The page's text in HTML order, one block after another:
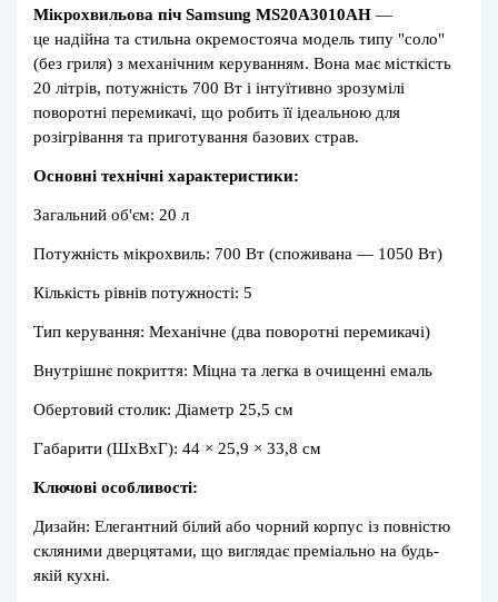
Мікрохвильова піч Samsung MS20A3010AH —
це надійна та стильна окремостояча модель типу "соло"
(без гриля) з механічним керуванням. Вона має місткість
20 літрів, потужність 700 Вт і інтуїтивно зрозумілі
поворотні перемикачі, що робить її ідеальною для
розігрівання та приготування базових страв.
Основні технічні характеристики:
Загальний об'єм: 20 л
Потужність мікрохвиль: 700 Вт (споживана — 1050 Вт)
Кількість рівнів потужності: 5
Тип керування: Механічне (два поворотні перемикачі)
Внутрішнє покриття: Міцна та легка в очищенні емаль
Обертовий столик: Діаметр 25,5 см
Габарити (ШхВхГ): 44 × 25,9 × 33,8 см
Ключові особливості:
Дизайн: Елегантний білий або чорний корпус із повністю
скляними дверцятами, що виглядає преміально на будь-
якій кухні.